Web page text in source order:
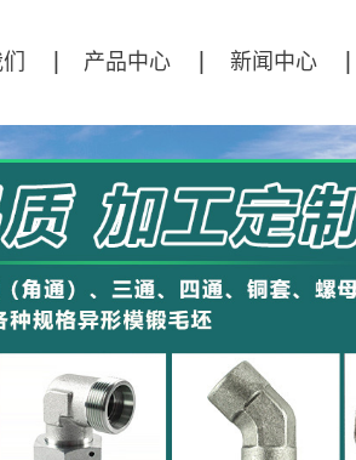
产品中心
弯通锻压模坯
三通锻压模坯
四通锻压模坯
接头
新闻中心
公司新闻
行业资讯
技术资讯